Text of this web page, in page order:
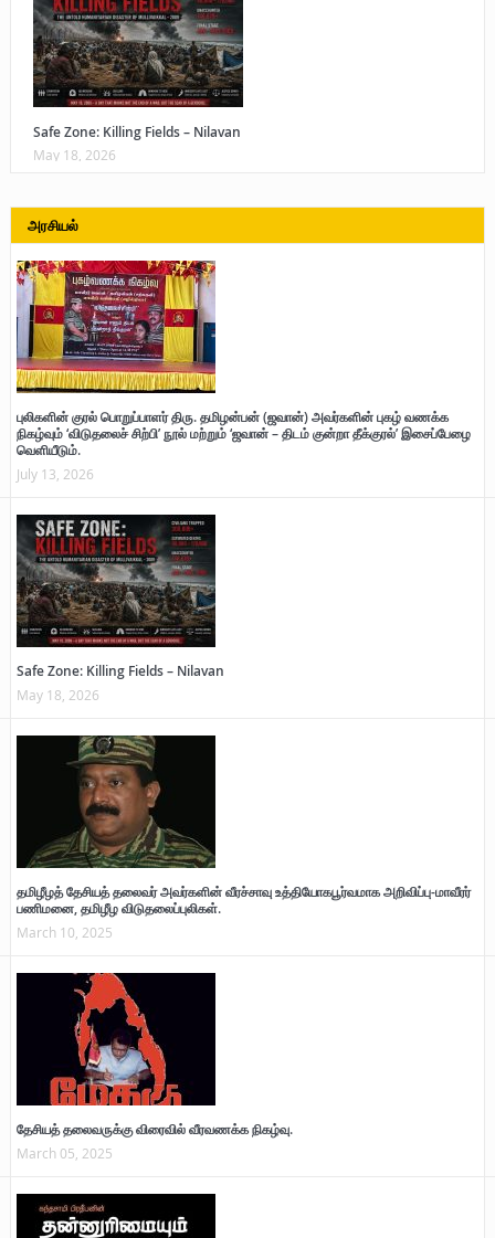
Safe Zone: Killing Fields – Nilavan
May 18, 2026
அரசியல்
புலிகளின் குரல் பொறுப்பாளர் திரு. தமிழன்பன் (ஜவான்) அவர்களின் புகழ் வணக்க
நிகழ்வும் ‘விடுதலைச் சிற்பி’ நூல் மற்றும் ‘ஜவான் – திடம் குன்றா தீக்குரல்’ இசைப்பேழை
வெளியீடும்.
July 13, 2026
Safe Zone: Killing Fields – Nilavan
May 18, 2026
தமிழீழத் தேசியத் தலைவர் அவர்களின் வீரச்சாவு உத்தியோகபூர்வமாக அறிவிப்பு-மாவீரர்
பணிமனை, தமிழீழ விடுதலைப்புலிகள்.
March 10, 2025
தேசியத் தலைவருக்கு விரைவில் வீரவணக்க நிகழ்வு.
March 05, 2025